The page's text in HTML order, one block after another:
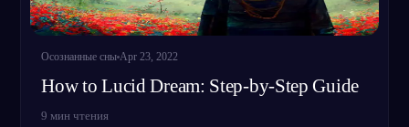
Осознанные сны Apr 23, 2022
How to Lucid Dream: Step-by-Step Guide
9 мин чтения